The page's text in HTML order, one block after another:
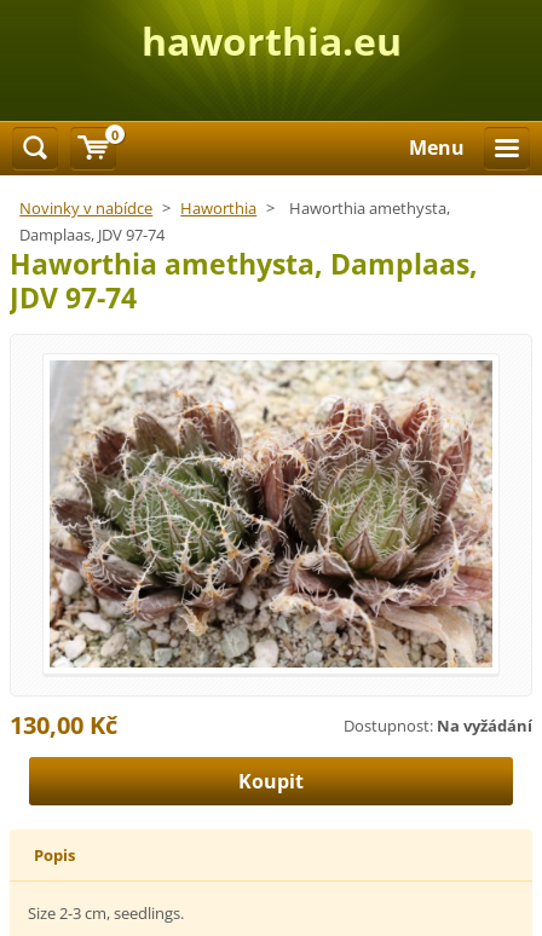
haworthia.eu
Menu
Novinky v nabídce > Haworthia >
Haworthia amethysta,
Damplaas, JDV 97-74
Haworthia amethysta, Damplaas,
JDV 97-74
Dostupnost: Na vyžádání
130,00 Kč
Popis
Size 2-3 cm, seedlings.
0